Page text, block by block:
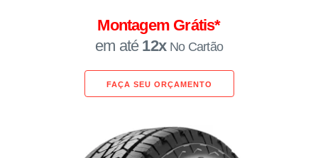
Montagem Grátis*
em até 12x No Cartão
FAÇA SEU ORÇAMENTO